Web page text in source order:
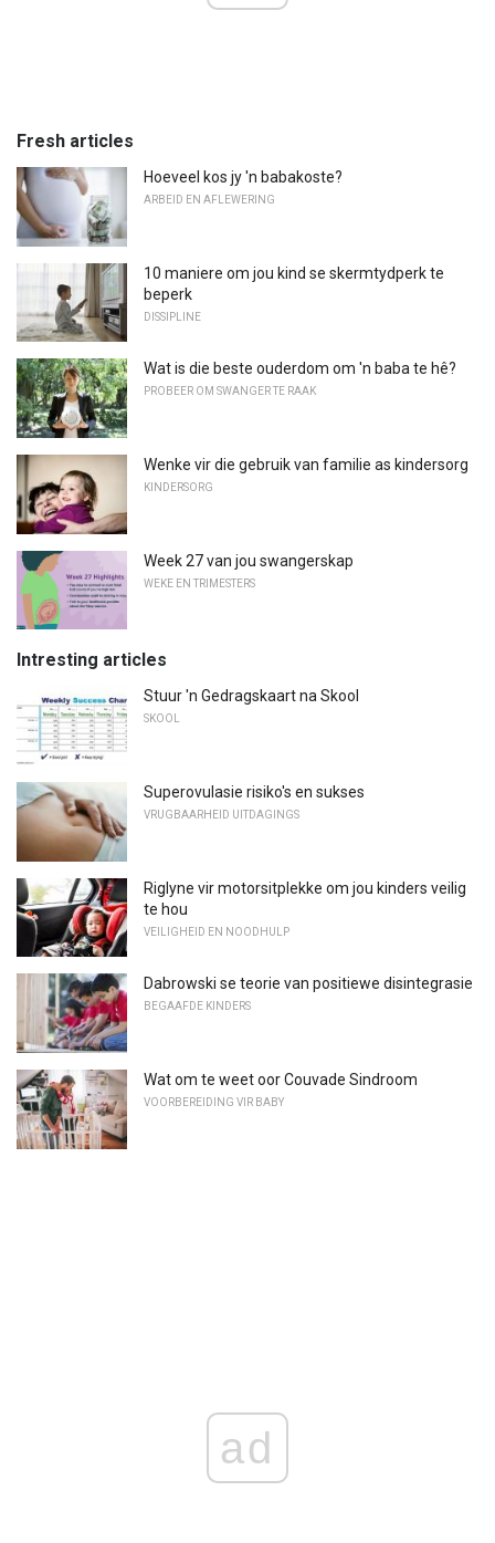
Fresh articles
Hoeveel kos jy 'n babakoste?
ARBEID EN AFLEWERING
10 maniere om jou kind se skermtydperk te
beperk
DISSIPLINE
Wat is die beste ouderdom om 'n baba te hê?
PROBEER OM SWANGER TE RAAK
Wenke vir die gebruik van familie as kindersorg
KINDERSORG
Week 27 van jou swangerskap
WEKE EN TRIMESTERS
Intresting articles
Stuur 'n Gedragskaart na Skool
SKOOL
Superovulasie risiko's en sukses
VRUGBAARHEID UITDAGINGS
Riglyne vir motorsitplekke om jou kinders veilig
te hou
VEILIGHEID EN NOODHULP
Dabrowski se teorie van positiewe disintegrasie
BEGAAFDE KINDERS
Wat om te weet oor Couvade Sindroom
VOORBEREIDING VIR BABY
ad